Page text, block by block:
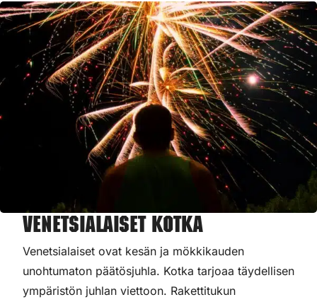
Venetsialaiset Kotka
Venetsialaiset ovat kesän ja mökkikauden
unohtumaton päätösjuhla. Kotka tarjoaa täydellisen
ympäristön juhlan viettoon. Rakettitukun